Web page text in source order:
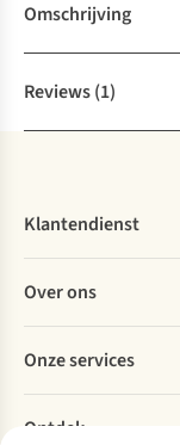
Omschrijving
Reviews(1)
Klantendienst
Bestellen
Betalen
Levering
Retourneren
Bestelling herroepen
Over ons
Explore More
Verantwoord
Over Ayacucho
Onze services
Ontdek